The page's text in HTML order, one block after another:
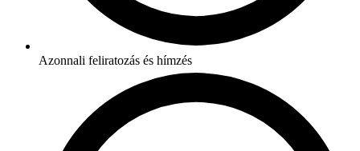
Azonnali feliratozás és hímzés